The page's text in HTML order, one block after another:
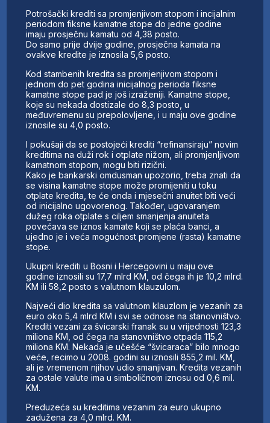
Potrošački krediti sa promjenjivom stopom i incijalnim
periodom fiksne kamatne stope do jedne godine
imaju prosječnu kamatu od 4,38 posto.
Do samo prije dvije godine, prosječna kamata na
ovakve kredite je iznosila 5,6 posto.
Kod stambenih kredita sa promjenjivom stopom i
jednom do pet godina inicijalnog perioda fiksne
kamatne stope pad je još izraženiji. Kamatne stope,
koje su nekada dostizale do 8,3 posto, u
međuvremenu su prepolovljene, i u maju ove godine
iznosile su 4,0 posto.
I pokušaji da se postojeći krediti “refinansiraju” novim
kreditima na duži rok i otplate nižom, ali promjenljivom
kamatnom stopom, mogu biti rizični.
Kako je bankarski omdusman upozorio, treba znati da
se visina kamatne stope može promijeniti u toku
otplate kredita, te će onda i mjesečni anuitet biti veći
od inicijalno ugovorenog. Također, ugovaranjem
dužeg roka otplate s ciljem smanjenja anuiteta
povećava se iznos kamate koji se plaća banci, a
ujedno je i veća mogućnost promjene (rasta) kamatne
stope.
Ukupni krediti u Bosni i Hercegovini u maju ove
godine iznosili su 17,7 mlrd KM, od čega ih je 10,2 mlrd.
KM ili 58,2 posto s valutnom klauzulom.
Najveći dio kredita sa valutnom klauzlom je vezanih za
euro oko 5,4 mlrd KM i svi se odnose na stanovništvo.
Krediti vezani za švicarski franak su u vrijednosti 123,3
miliona KM, od čega na stanovništvo otpada 115,2
miliona KM. Nekada je učešće “švicaraca” bilo mnogo
veće, recimo u 2008. godini su iznosili 855,2 mil. KM,
ali je vremenom njihov udio smanjivan. Kredita vezanih
za ostale valute ima u simboličnom iznosu od 0,6 mil.
KM.
Preduzeća su kreditima vezanim za euro ukupno
zadužena za 4,0 mlrd. KM.